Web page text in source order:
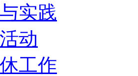
实践
动
工作